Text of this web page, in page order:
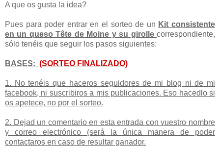
A que os gusta la idea?
Pues para poder entrar en el sorteo de un Kit consistente
en un queso Tête de Moine y su girolle correspondiente,
sólo tenéis que seguir los pasos siguientes:
BASES: (SORTEO FINALIZADO)
1. No tenéis que haceros seguidores de mi blog ni de mi
facebook, ni suscribiros a mis publicaciones. Eso hacedlo si
os apetece, no por el sorteo.
2. Dejad un comentario en esta entrada con vuestro nombre
y correo electrónico (será la única manera de poder
contactaros en caso de resultar ganador.